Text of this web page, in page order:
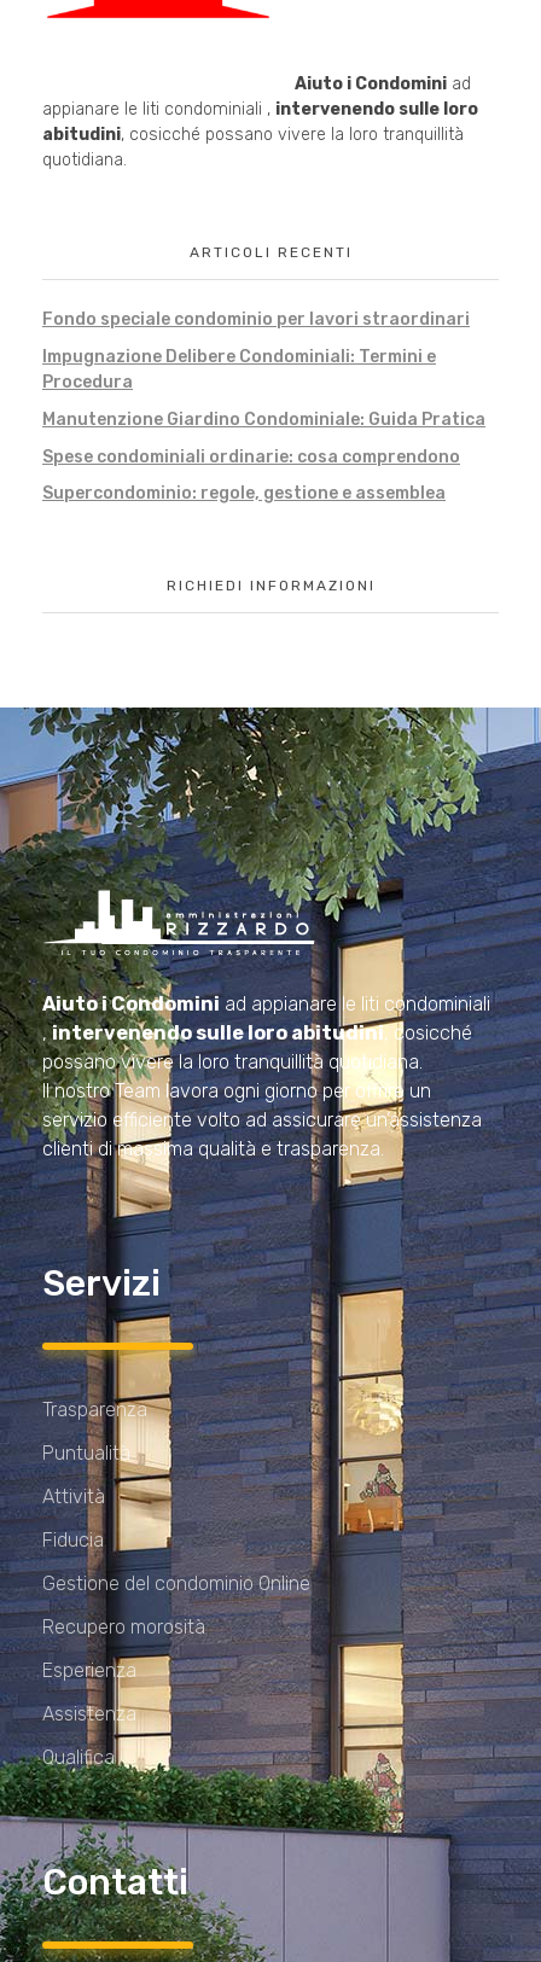
Aiuto i Condominiad
appianare le liti condominiali , intervenendo sulle loro
abitudini, cosicché possano vivere la loro tranquillità
quotidiana.
ARTICOLI RECENTI
Fondo speciale condominio per lavori straordinari
Impugnazione Delibere Condominiali: Termini e
Procedura
Manutenzione Giardino Condominiale: Guida Pratica
Spese condominiali ordinarie: cosa comprendono
Supercondominio: regole, gestione e assemblea
RICHIEDI INFORMAZIONI
Amministrazioni Rizzardo
Il tuo condominio trasparente
Aiuto i Condominiad appianare le liti condominiali
,intervenendo sulle loro abitudini, cosicché
possano vivere la loro tranquillità quotidiana.
Il nostro Team lavora ogni giorno per offrire un
servizio efficiente volto ad assicurare un’assistenza
clienti di massima qualità e trasparenza.
Servizi
Trasparenza
Puntualità
Attività
Fiducia
Gestione del condominio Online
Recupero morosità
Esperienza
Assistenza
Qualifica
Contatti